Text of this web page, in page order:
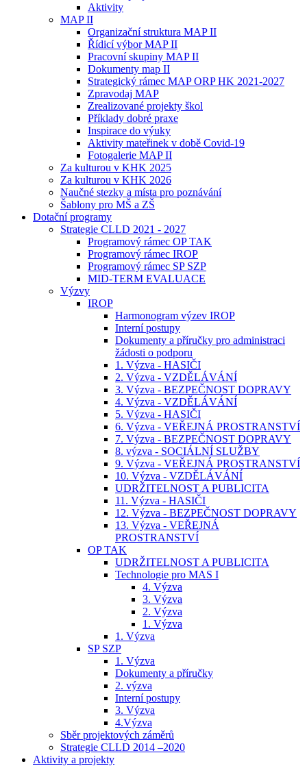
Aktivity
MAP II
Organizační struktura MAP II
Řídicí výbor MAP II
Pracovní skupiny MAP II
Dokumenty map II
Strategický rámec MAP ORP HK 2021-2027
Zpravodaj MAP
Zrealizované projekty škol
Příklady dobré praxe
Inspirace do výuky
Aktivity mateřinek v době Covid-19
Fotogalerie MAP II
Za kulturou v KHK 2025
Za kulturou v KHK 2026
Naučné stezky a místa pro poznávání
Šablony pro MŠ a ZŠ
Dotační programy
Strategie CLLD 2021 - 2027
Programový rámec OP TAK
Programový rámec IROP
Programový rámec SP SZP
MID-TERM EVALUACE
Výzvy
IROP
Harmonogram výzev IROP
Interní postupy
Dokumenty a příručky pro administraci
žádosti o podporu
1. Výzva - HASIČI
2. Výzva - VZDĚLÁVÁNÍ
3. Výzva - BEZPEČNOST DOPRAVY
4. Výzva - VZDĚLÁVÁNÍ
5. Výzva - HASIČI
6. Výzva - VEŘEJNÁ PROSTRANSTVÍ
7. Výzva - BEZPEČNOST DOPRAVY
8. výzva - SOCIÁLNÍ SLUŽBY
9. Výzva - VEŘEJNÁ PROSTRANSTVÍ
10. Výzva - VZDĚLÁVÁNÍ
UDRŽITELNOST A PUBLICITA
11. Výzva - HASIČI
12. Výzva - BEZPEČNOST DOPRAVY
13. Výzva - VEŘEJNÁ
PROSTRANSTVÍ
OP TAK
UDRŽITELNOST A PUBLICITA
Technologie pro MAS I
4. Výzva
3. Výzva
2. Výzva
1. Výzva
1. Výzva
SP SZP
1. Výzva
Dokumenty a příručky
2. výzva
Interní postupy
3. Výzva
4.Výzva
Sběr projektových záměrů
Strategie CLLD 2014 –2020
Aktivity a projekty